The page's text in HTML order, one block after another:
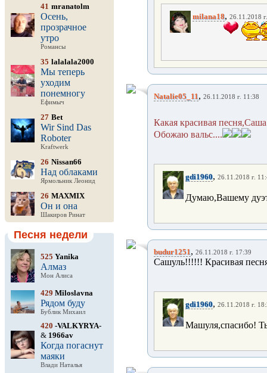
41 mranatolm
Осень,
прозрачное
утро
Романсы
35 lalalala2000
Мы теперь
уходим
понемногу
Ефимыч
27 Bet
Wir Sind Das
Roboter
Kraftwerk
26 Nissan66
Над облаками
Ярмольник Леонид
26 MAXMIX
Он и она
Шакиров Ринат
Песня недели
525 Yanika
Алмаз
Мон Алиса
429 Miloslavna
Рядом буду
Бублик Михаил
420 -VALKYRYA-
& 1966av
Когда погаснут
маяки
Влади Наталья
milana18, 26.11.2018
Natalie05_11, 26.11.2018 г. 11:38
Какая красивая
Обожаю вальс....
gdi1960, 26.11.2018 г.
Думаю,Вашему
budur1251, 26.11.2018 г. 17:39
Сашуль!!!!!! Красивая
gdi1960, 26.11.2018 г.
Машуля,спасибо!